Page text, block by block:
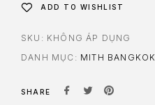
ADD TO WISHLIST
SKU: KHÔNG ÁP DỤNG
DANH MỤC: MITH BANGKOK
SHARE